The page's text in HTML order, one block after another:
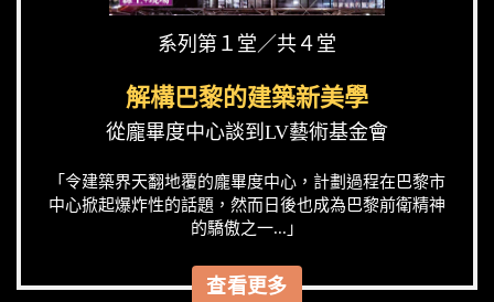
系列第１堂／共４堂
解構巴黎的建築新美學
從龐畢度中心談到LV藝術基金會
「令建築界天翻地覆的龐畢度中心，計劃過程在巴黎市
中心掀起爆炸性的話題，然而日後也成為巴黎前衛精神
的驕傲之一...」
查看更多